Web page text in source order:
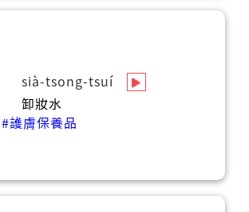
sià-tsong-tsuí
卸妝水
#護膚保養品